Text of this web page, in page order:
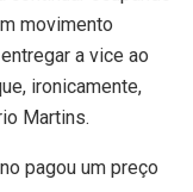
movimento
a vice ao
ironicamente,
Martins.
pagou um preço